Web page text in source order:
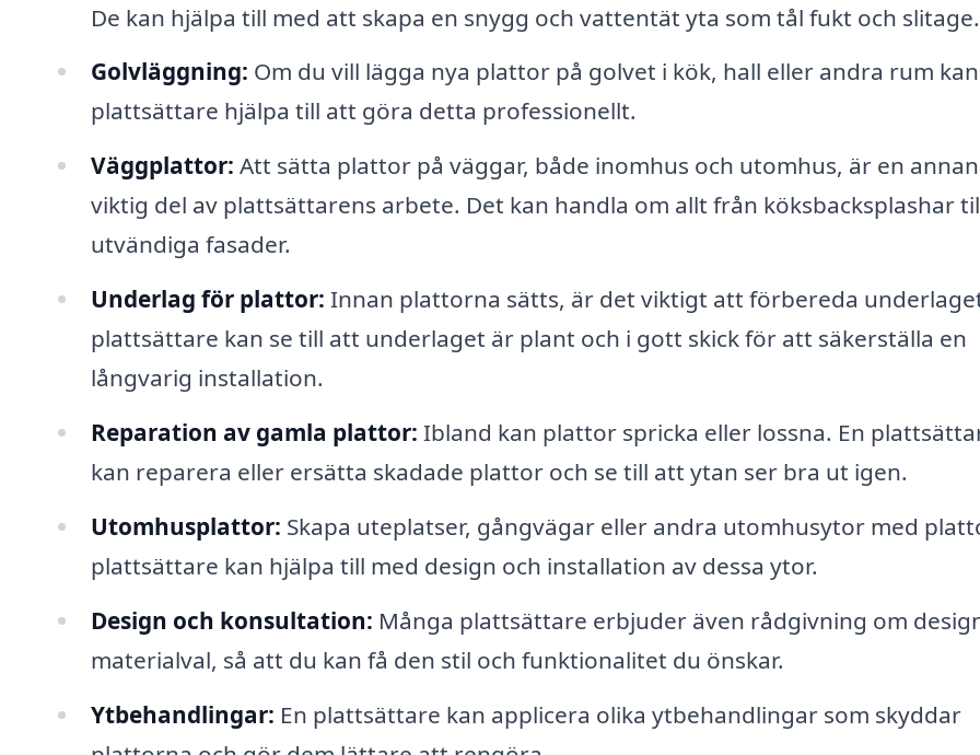
De kan hjälpa till med att skapa en snygg och vattentät yta som tål fukt och slitage.
Golvläggning: Om du vill lägga nya plattor på golvet i kök, hall eller andra rum
plattsättare hjälpa till att göra detta professionellt.
Väggplattor: Att sätta plattor på väggar, både inomhus och utomhus, är en annan
viktig del av plattsättarens arbete. Det kan handla om allt från köksbacksplashar
utvändiga fasader.
Underlag för plattor: Innan plattorna sätts, är det viktigt att förbereda
plattsättare kan se till att underlaget är plant och i gott skick för att säkerställa en
långvarig installation.
Reparation av gamla plattor: Ibland kan plattor spricka eller lossna. En
kan reparera eller ersätta skadade plattor och se till att ytan ser bra ut igen.
Utomhusplattor: Skapa uteplatser, gångvägar eller andra utomhusytor med
plattsättare kan hjälpa till med design och installation av dessa ytor.
Design och konsultation: Många plattsättare erbjuder även rådgivning om
materialval, så att du kan få den stil och funktionalitet du önskar.
Ytbehandlingar: En plattsättare kan applicera olika ytbehandlingar som skyddar